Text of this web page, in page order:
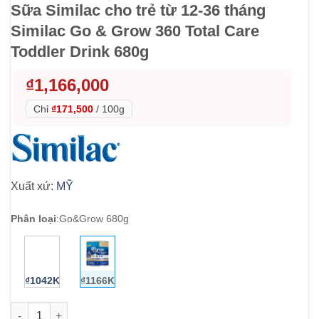
Sữa Similac cho trẻ từ 12-36 tháng
Similac Go & Grow 360 Total Care
Toddler Drink 680g
₫1,166,000
Chỉ ₫171,500 / 100g
Xuất xứ: MỸ
Phân loại:Go&Grow 680g
₫1042K ₫1166K
Sữa Similac cho trẻ từ 12-36 tháng Similac Go & Grow 360